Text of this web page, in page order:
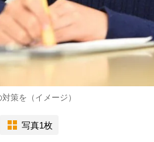
策を（イメージ）
写真1枚